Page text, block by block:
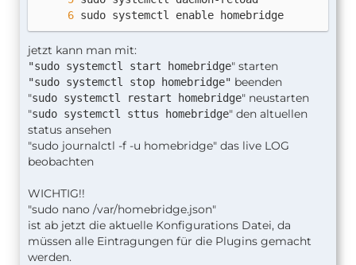
sudo systemctl enable homebridge
jetzt kann man mit:
"sudo systemctl start homebridge" starten
"sudo systemctl stop homebridge" beenden
"sudo systemctl restart homebridge" neustarten
"sudo systemctl sttus homebridge" den altuellen
status ansehen
"sudo journalctl -f -u homebridge" das live LOG
beobachten
WICHTIG!!
"sudo nano /var/homebridge.json"
ist ab jetzt die aktuelle Konfigurations Datei, da
müssen alle Eintragungen für die Plugins gemacht
werden.